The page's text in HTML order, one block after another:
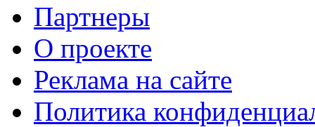
Партнеры
O проекте
Реклама на сайте
Политика